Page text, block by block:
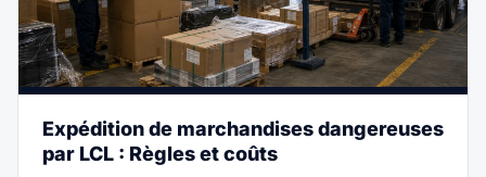
Expédition de marchandises dangereuses
par LCL : Règles et coûts